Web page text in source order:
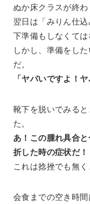
ぬか床クラスが終わ
翌日は「みりん仕
下準備もしなくては
しかし、準備をし
だ。
「ヤバいですよ！
靴下を脱いでみる
た。
あ！この腫れ具合
折した時の症状だ！
これは捻挫でも無
会食までの空き時間